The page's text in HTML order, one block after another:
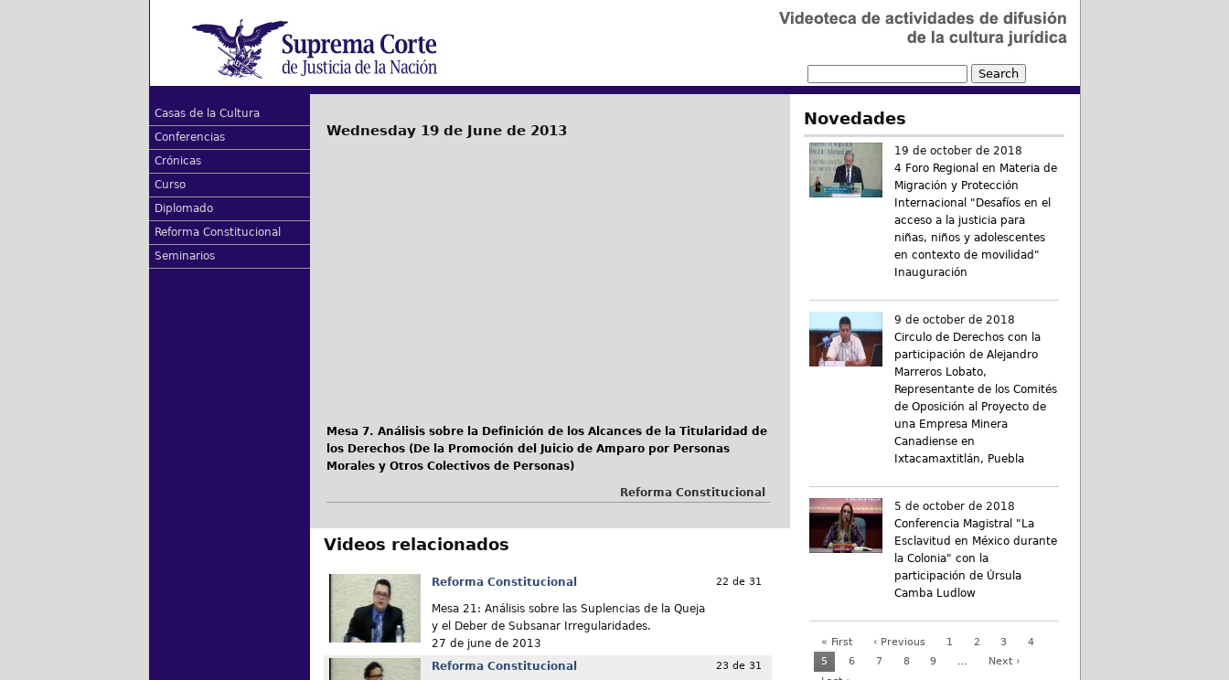
Casas de la Cultura
Conferencias
Crónicas
Curso
Diplomado
Reforma Constitucional
Seminarios
Wednesday 19 de June de 2013
Mesa 7. Análisis sobre la Definición de los Alcances de la Titularidad de
los Derechos (De la Promoción del Juicio de Amparo por Personas
Morales y Otros Colectivos de Personas)
Reforma Constitucional
Videos relacionados
Reforma Constitucional
Mesa 21: Análisis sobre las Suplencias de la Queja
y el Deber de Subsanar Irregularidades.
27 de june de 2013
22 de 31
Reforma Constitucional 23 de 31
Novedades
19 de october de 2018
4 Foro Regional en Materia de
Migración y Protección
Internacional "Desafíos en el
acceso a la justicia para
niñas, niños y adolescentes
en contexto de movilidad"
Inauguración
9 de october de 2018
Circulo de Derechos con la
participación de Alejandro
Marreros Lobato,
Representante de los Comités
de Oposición al Proyecto de
una Empresa Minera
Canadiense en
Ixtacamaxtitlán, Puebla
5 de october de 2018
Conferencia Magistral "La
Esclavitud en México durante
la Colonia" con la
participación de Úrsula
Camba Ludlow
« First ‹ Previous 1 2 3
4
5
6 7 8 9 …
Next ›